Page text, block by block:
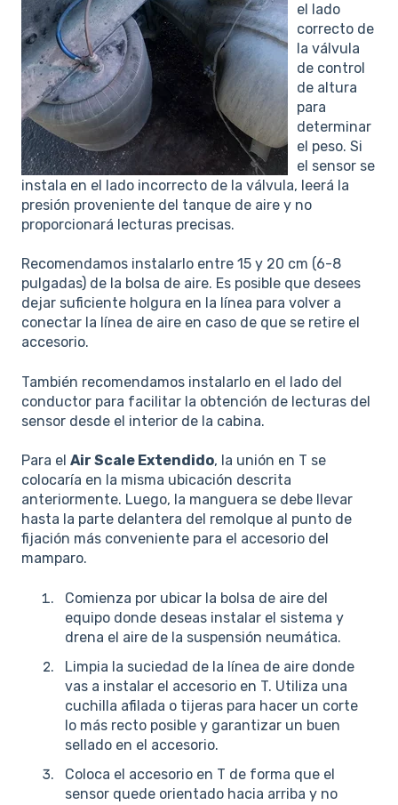
el lado
correcto de
la válvula
de control
de altura
para
determinar
el peso. Si
el sensor se
instala en el lado incorrecto de la válvula, leerá la
presión proveniente del tanque de aire y no
proporcionará lecturas precisas.
Recomendamos instalarlo entre 15 y 20 cm (6-8
pulgadas) de la bolsa de aire. Es posible que desees
dejar suficiente holgura en la línea para volver a
conectar la línea de aire en caso de que se retire el
accesorio.
También recomendamos instalarlo en el lado del
conductor para facilitar la obtención de lecturas del
sensor desde el interior de la cabina.
Para el Air Scale Extendido, la unión en T se
colocaría en la misma ubicación descrita
anteriormente. Luego, la manguera se debe llevar
hasta la parte delantera del remolque al punto de
fijación más conveniente para el accesorio del
mamparo.
Comienza por ubicar la bolsa de aire del
equipo donde deseas instalar el sistema y
drena el aire de la suspensión neumática.
Limpia la suciedad de la línea de aire donde
vas a instalar el accesorio en T. Utiliza una
cuchilla afilada o tijeras para hacer un corte
lo más recto posible y garantizar un buen
sellado en el accesorio.
Coloca el accesorio en T de forma que el
sensor quede orientado hacia arriba y no